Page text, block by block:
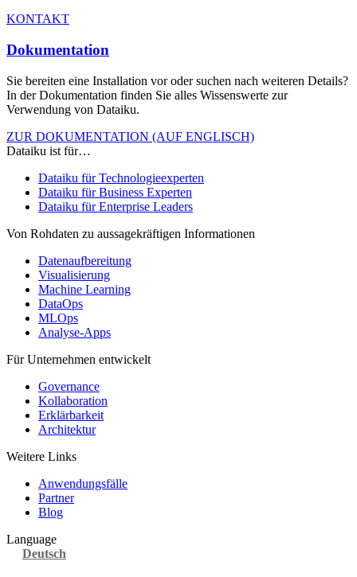
KONTAKT
Dokumentation
Sie bereiten eine Installation vor oder suchen nach weiteren Details?
In der Dokumentation finden Sie alles Wissenswerte zur
Verwendung von Dataiku.
ZUR DOKUMENTATION (AUF ENGLISCH)
Dataiku ist für…
Dataiku für Technologieexperten
Dataiku für Business Experten
Dataiku für Enterprise Leaders
Von Rohdaten zu aussagekräftigen Informationen
Datenaufbereitung
Visualisierung
Machine Learning
DataOps
MLOps
Analyse-Apps
Für Unternehmen entwickelt
Governance
Kollaboration
Erklärbarkeit
Architektur
Weitere Links
Anwendungsfälle
Partner
Blog
Language
Deutsch